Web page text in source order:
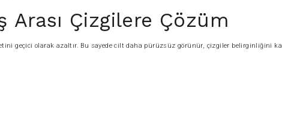
Çizgilere Çözüm
geçici olarak azaltır. Bu sayede cilt daha pürüzsüz görünür, çizgiler belirginliğini